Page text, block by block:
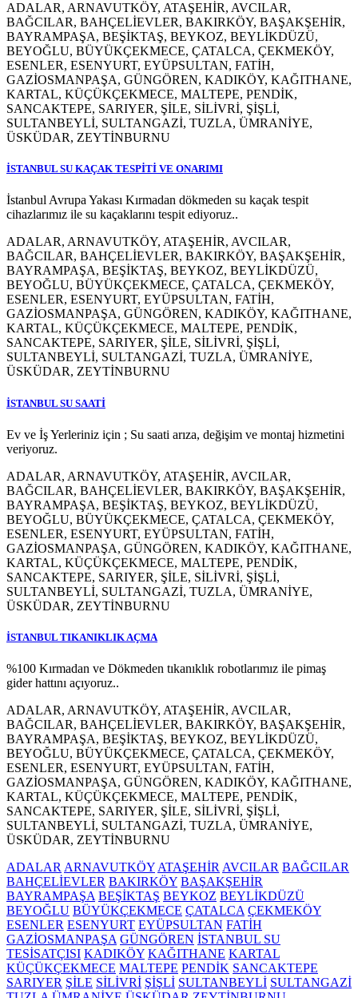
ADALAR, ARNAVUTKÖY, ATAŞEHİR, AVCILAR,
BAĞCILAR, BAHÇELİEVLER, BAKIRKÖY, BAŞAKŞEHİR,
BAYRAMPAŞA, BEŞİKTAŞ, BEYKOZ, BEYLİKDÜZÜ,
BEYOĞLU, BÜYÜKÇEKMECE, ÇATALCA, ÇEKMEKÖY,
ESENLER, ESENYURT, EYÜPSULTAN, FATİH,
GAZİOSMANPAŞA, GÜNGÖREN, KADIKÖY, KAĞITHANE,
KARTAL, KÜÇÜKÇEKMECE, MALTEPE, PENDİK,
SANCAKTEPE, SARIYER, ŞİLE, SİLİVRİ, ŞİŞLİ,
SULTANBEYLİ, SULTANGAZİ, TUZLA, ÜMRANİYE,
ÜSKÜDAR, ZEYTİNBURNU
İSTANBUL SU KAÇAK TESPİTİ VE ONARIMI
İstanbul Avrupa Yakası Kırmadan dökmeden su kaçak tespit
cihazlarımız ile su kaçaklarını tespit ediyoruz..
ADALAR, ARNAVUTKÖY, ATAŞEHİR, AVCILAR,
BAĞCILAR, BAHÇELİEVLER, BAKIRKÖY, BAŞAKŞEHİR,
BAYRAMPAŞA, BEŞİKTAŞ, BEYKOZ, BEYLİKDÜZÜ,
BEYOĞLU, BÜYÜKÇEKMECE, ÇATALCA, ÇEKMEKÖY,
ESENLER, ESENYURT, EYÜPSULTAN, FATİH,
GAZİOSMANPAŞA, GÜNGÖREN, KADIKÖY, KAĞITHANE,
KARTAL, KÜÇÜKÇEKMECE, MALTEPE, PENDİK,
SANCAKTEPE, SARIYER, ŞİLE, SİLİVRİ, ŞİŞLİ,
SULTANBEYLİ, SULTANGAZİ, TUZLA, ÜMRANİYE,
ÜSKÜDAR, ZEYTİNBURNU
İSTANBUL SU SAATİ
Ev ve İş Yerleriniz için ; Su saati arıza, değişim ve montaj hizmetini
veriyoruz.
ADALAR, ARNAVUTKÖY, ATAŞEHİR, AVCILAR,
BAĞCILAR, BAHÇELİEVLER, BAKIRKÖY, BAŞAKŞEHİR,
BAYRAMPAŞA, BEŞİKTAŞ, BEYKOZ, BEYLİKDÜZÜ,
BEYOĞLU, BÜYÜKÇEKMECE, ÇATALCA, ÇEKMEKÖY,
ESENLER, ESENYURT, EYÜPSULTAN, FATİH,
GAZİOSMANPAŞA, GÜNGÖREN, KADIKÖY, KAĞITHANE,
KARTAL, KÜÇÜKÇEKMECE, MALTEPE, PENDİK,
SANCAKTEPE, SARIYER, ŞİLE, SİLİVRİ, ŞİŞLİ,
SULTANBEYLİ, SULTANGAZİ, TUZLA, ÜMRANİYE,
ÜSKÜDAR, ZEYTİNBURNU
İSTANBUL TIKANIKLIK AÇMA
%100 Kırmadan ve Dökmeden tıkanıklık robotlarımız ile pimaş
gider hattını açıyoruz..
ADALAR, ARNAVUTKÖY, ATAŞEHİR, AVCILAR,
BAĞCILAR, BAHÇELİEVLER, BAKIRKÖY, BAŞAKŞEHİR,
BAYRAMPAŞA, BEŞİKTAŞ, BEYKOZ, BEYLİKDÜZÜ,
BEYOĞLU, BÜYÜKÇEKMECE, ÇATALCA, ÇEKMEKÖY,
ESENLER, ESENYURT, EYÜPSULTAN, FATİH,
GAZİOSMANPAŞA, GÜNGÖREN, KADIKÖY, KAĞITHANE,
KARTAL, KÜÇÜKÇEKMECE, MALTEPE, PENDİK,
SANCAKTEPE, SARIYER, ŞİLE, SİLİVRİ, ŞİŞLİ,
SULTANBEYLİ, SULTANGAZİ, TUZLA, ÜMRANİYE,
ÜSKÜDAR, ZEYTİNBURNU
ADALAR ARNAVUTKÖY ATAŞEHİR AVCILAR BAĞCILAR
BAHÇELİEVLER BAKIRKÖY BAŞAKŞEHİR
BAYRAMPAŞA BEŞİKTAŞ BEYKOZ BEYLİKDÜZÜ
BEYOĞLU BÜYÜKÇEKMECE ÇATALCA ÇEKMEKÖY
ESENLER ESENYURT EYÜPSULTAN FATİH
GAZİOSMANPAŞA GÜNGÖREN İSTANBUL SU
TESİSATÇISI KADIKÖY KAĞITHANE KARTAL
KÜÇÜKÇEKMECE MALTEPE PENDİK SANCAKTEPE
SARIYER ŞİLE SİLİVRİ ŞİŞLİ SULTANBEYLİ SULTANGAZİ